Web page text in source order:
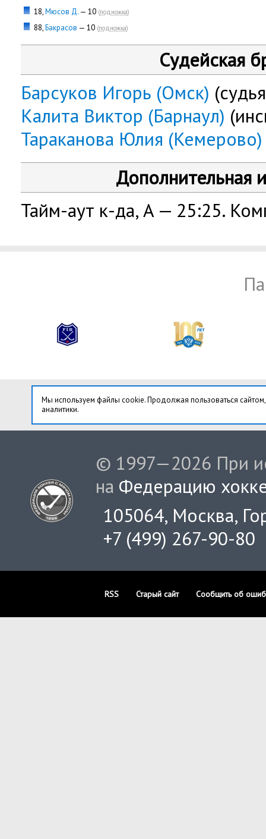
18,Мюсов Д. — 10 (подножка)
88,Бакрасов — 10 (подножка)
Судейская
Барсуков Игорь (Омск)
Калита Виктор (Барнаул)
Тараканова Юлия (Кемерово)
Дополнительная
Тайм-аут к-да, А — 25:25.
Мы используем файлы cookie. Продолжая пользоваться
аналитики.
© 1997—2026 При
на Федерацию
105064, Москва,
+7 (499) 267-90-80
RSS Старый сайт Сообщить об